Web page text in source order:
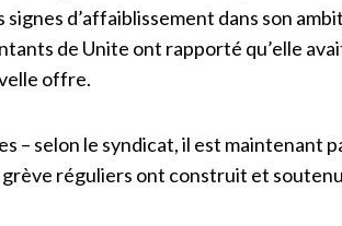
d’affaiblissement dans son
de Unite ont rapporté qu’elle
offre.
– selon le syndicat, il est maintenant
réguliers ont construit et